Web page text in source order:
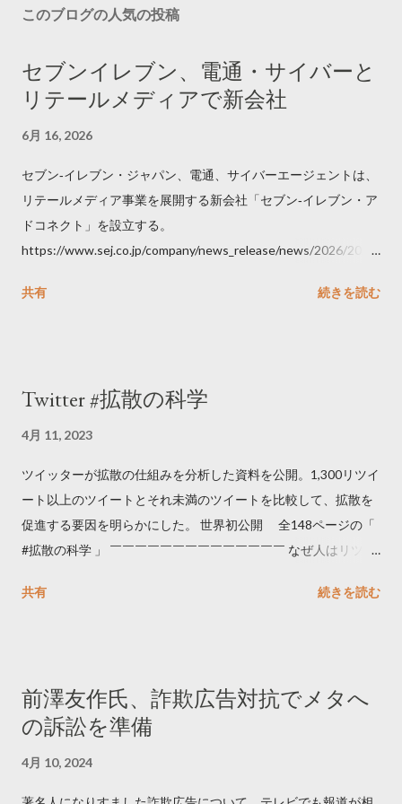
このブログの人気の投稿
セブンイレブン、電通・サイバーと
リテールメディアで新会社
6月 16, 2026
セブン‐イレブン・ジャパン、電通、サイバーエージェントは、
リテールメディア事業を展開する新会社「セブン‐イレブン・ア
ドコネクト」を設立する。
https://www.sej.co.jp/company/news_release/news/2026/2026
共有
続きを読む
Twitter #拡散の科学
4月 11, 2023
ツイッターが拡散の仕組みを分析した資料を公開。1,300リツイ
ート以上のツイートとそれ未満のツイートを比較して、拡散を
促進する要因を明らかにした。 世界初公開 全148ページの「
#拡散の科学 」 ￣￣￣￣￣￣￣￣￣￣￣￣￣￣ なぜ人はリツイ
学しました。 ー バズの目安は1300リツイート ー 人は16の熱量
トするのか？ https://marketing.twitter.com/ja/insights/kakusan
共有 続きを読む
前澤友作氏、詐欺広告対抗でメタへ
の訴訟を準備
4月 10, 2024